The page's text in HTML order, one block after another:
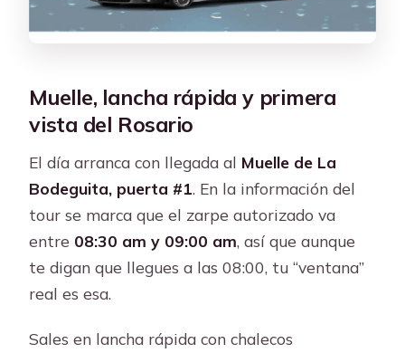
Muelle, lancha rápida y primera
vista del Rosario
El día arranca con llegada al Muelle de La
Bodeguita, puerta #1. En la información del
tour se marca que el zarpe autorizado va
entre 08:30 am y 09:00 am, así que aunque
te digan que llegues a las 08:00, tu “ventana”
real es esa.
Sales en lancha rápida con chalecos